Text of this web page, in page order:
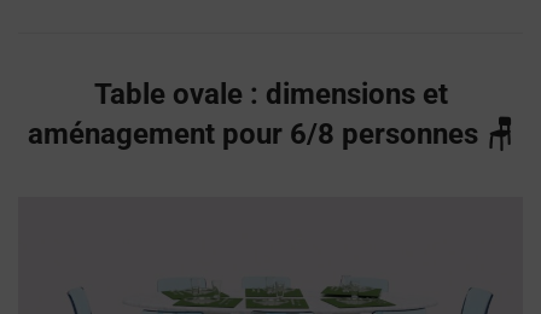
Table ovale : dimensions et
aménagement pour 6/8 personnes 🪑